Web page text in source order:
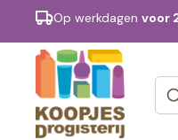
Op werkdagen voor
Merken